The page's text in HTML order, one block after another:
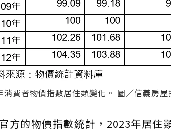
消費者物價指數居住類變化。 圖／信義房屋
方的物價指數統計，2023年居住